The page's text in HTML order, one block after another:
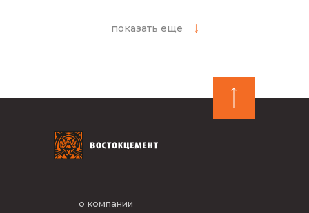
показать еще
о компании